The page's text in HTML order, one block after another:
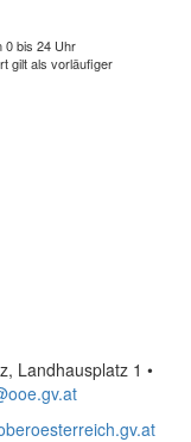
0 bis 24 Uhr
gilt als vorläufiger
Landhausplatz 1 •